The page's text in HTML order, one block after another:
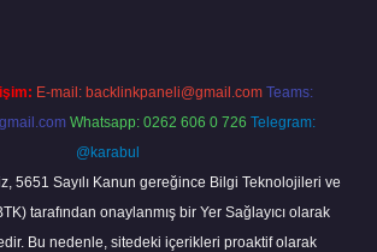
E-mail: backlinkpaneli@gmail.com Teams:
Whatsapp: 0262 606 0 726 Telegram:
@karabul
5651 Sayılı Kanun gereğince Bilgi Teknolojileri ve
tarafından onaylanmış bir Yer Sağlayıcı olarak
Bu nedenle, sitedeki içerikleri proaktif olarak